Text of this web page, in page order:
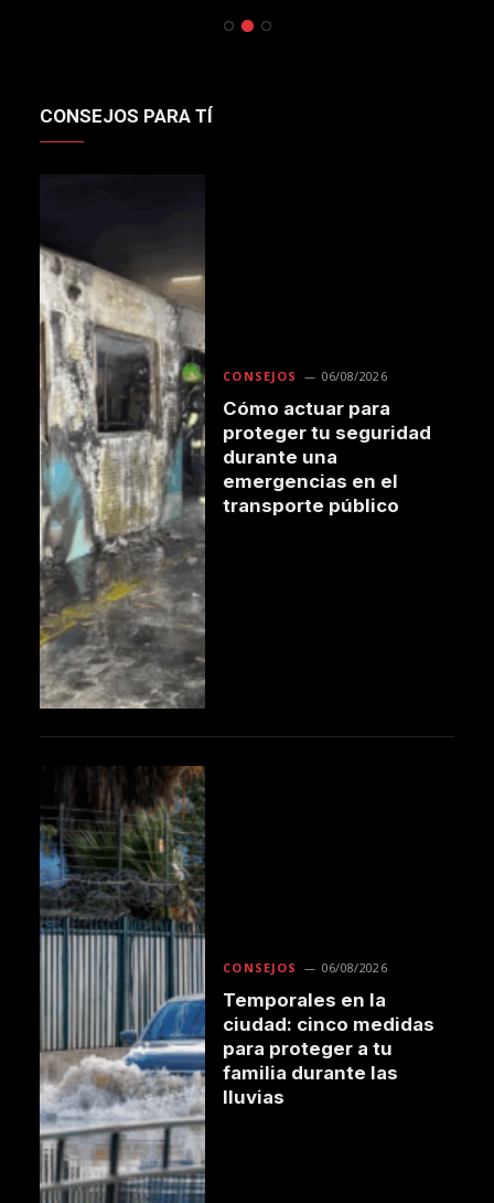
CONSEJOS PARA TÍ
CONSEJOS 06/08/2026
Cómo actuar para
proteger tu seguridad
durante una
emergencias en el
transporte público
CONSEJOS 06/08/2026
Temporales en la
ciudad: cinco medidas
para proteger a tu
familia durante las
lluvias